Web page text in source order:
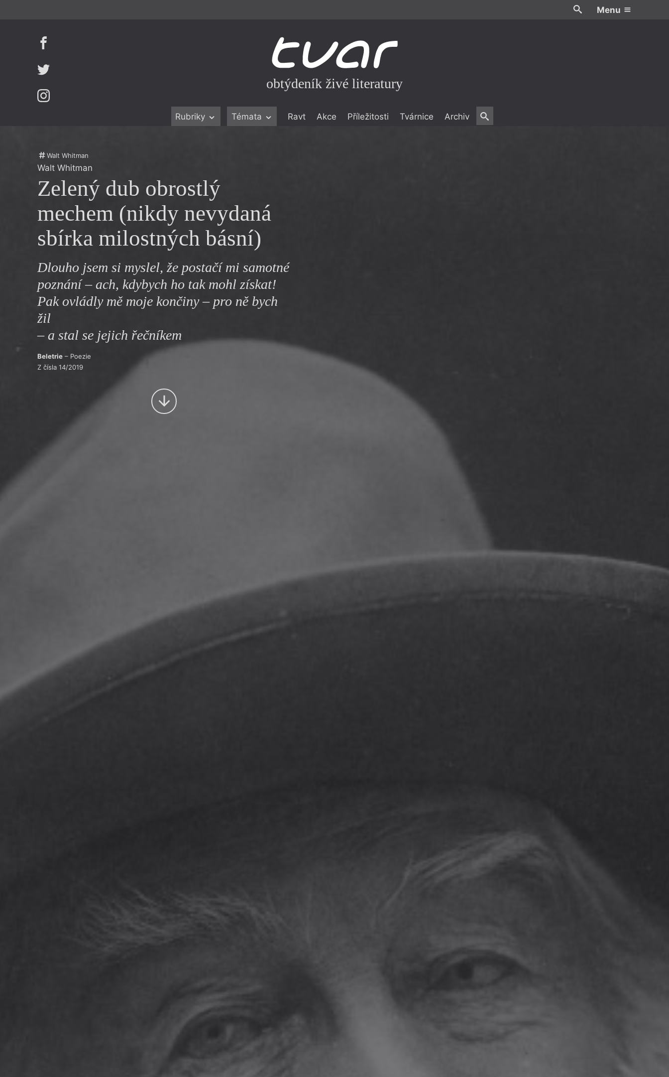
Menu
obtýdeník živé literatury
Rubriky Témata Ravt Akce Příležitosti Tvárnice Archiv
Recenze a reflexe
Reportáže
Rozhovory
Divadlo
Historie kolonialismu
Dokument
Výroční ceny
Walt Whitman
Walt Whitman
Zelený dub obrostlý
mechem (nikdy nevydaná
sbírka milostných básní)
Dlouho jsem si myslel, že postačí mi samotné
poznání – ach, kdybych ho tak mohl získat!
Pak ovládly mě moje končiny – pro ně bych
žil
– a stal se jejich řečníkem
Beletrie– Poezie
Z čísla 14/2019